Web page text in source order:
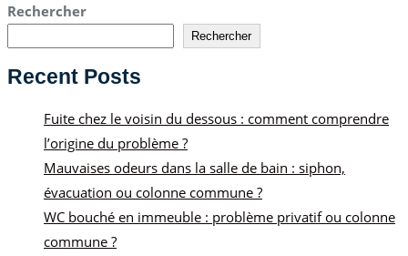
Rechercher
Rechercher
Recent Posts
Fuite chez le voisin du dessous : comment comprendre
l’origine du problème ?
Mauvaises odeurs dans la salle de bain : siphon,
évacuation ou colonne commune ?
WC bouché en immeuble : problème privatif ou colonne
commune ?